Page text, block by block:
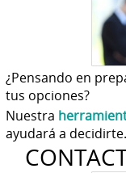
¿Pensando en
tus opciones?
Nuestra
ayudará a decidirte.